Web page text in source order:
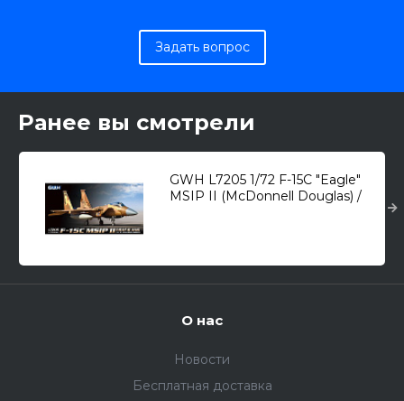
Задать вопрос
Ранее вы смотрели
GWH L7205 1/72 F-15C "Eagle"
MSIP II (McDonnell Douglas) /
О нас
Новости
Бесплатная доставка